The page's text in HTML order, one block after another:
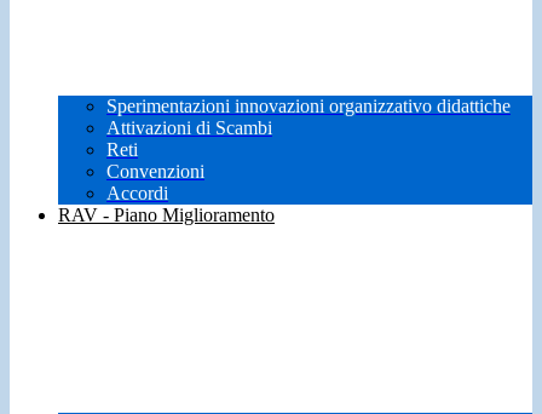
Sperimentazioni innovazioni organizzativo didattiche
Attivazioni di Scambi
Reti
Convenzioni
Accordi
RAV - Piano Miglioramento